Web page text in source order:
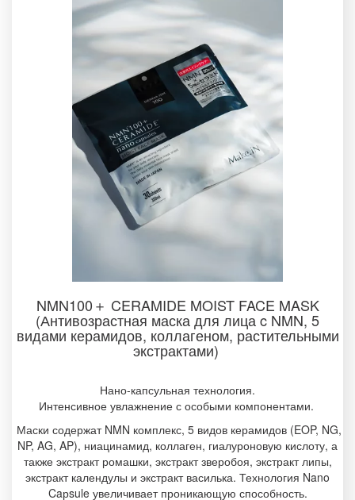
NMN100＋ CERAMIDE MOIST FACE MASK
(Антивозрастная маска для лица c NMN, 5
видами керамидов, коллагеном, растительными
экстрактами)
Нано-капсульная технология.
Интенсивное увлажнение с особыми компонентами.
Маски содержат NMN комплекс, 5 видов керамидов (EOP, NG,
NP, AG, AP), ниацинамид, коллаген, гиалуроновую кислоту, а
также экстракт ромашки, экстракт зверобоя, экстракт липы,
экстракт календулы и экстракт василька. Технология Nano
Caрsule увеличивает проникающую способность.